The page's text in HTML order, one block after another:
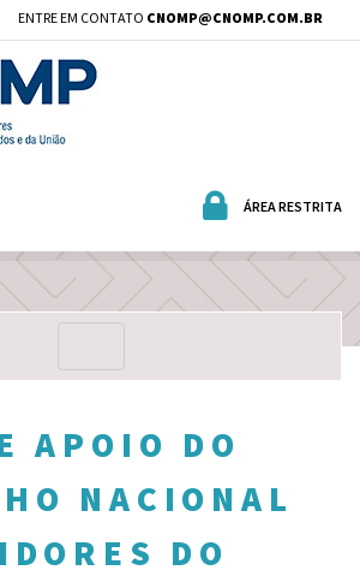
ENTRE EM CONTATO CNOMP@CNOMP.COM.BR
ÁREA RESTRITA
APOIO DO
NACIONAL
DO